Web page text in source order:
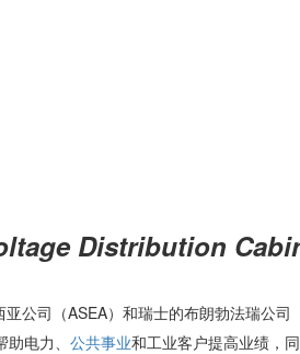
Distribution
公司（ASEA）和瑞士的布朗勃法瑞公司
电力、 公共事业和工业客户提高业绩，